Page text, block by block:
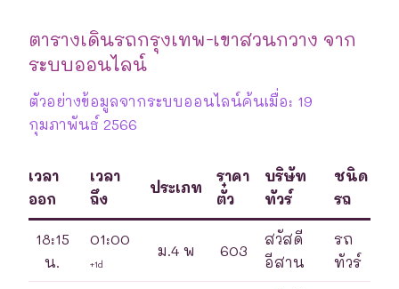
ตารางเดินรถกรุงเทพ-เขาสวนกวาง จาก
ระบบออนไลน์
ตัวอย่างข้อมูลจากระบบออนไลน์ค้นเมื่อ: 19
กุมภาพันธ์ 2566
เวลา
ออก
เวลา
ถึง
ประเภท
ราคา
ตั๋ว
บริษัท
ทัวร์
ชนิด
รถ
18:15
น.
01:00
+1d
ม.4 พ 603
สวัสดี
อีสาน
รถ
ทัวร์